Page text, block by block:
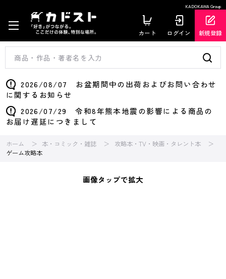
KADOKAWA Group
カート ログイン 新規登録
2026/08/07 お盆期間中の出荷およびお問い合わせ
に関するお知らせ
2026/07/29 令和8年熊本地震の影響による商品の
お届け遅延につきまして
ホーム 本・コミック・雑誌
攻略本・TV・映画・タレント本
ゲーム攻略本
画像タップで拡大